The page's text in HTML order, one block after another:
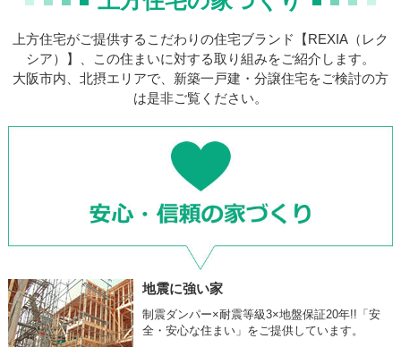
上方住宅がご提供するこだわりの住宅ブランド【REXIA（レク
シア）】、この住まいに対する取り組みをご紹介します。
大阪市内、北摂エリアで、新築一戸建・分譲住宅をご検討の方
は是非ご覧ください。
地震に強い家
制震ダンパー×耐震等級3×地盤保証20年!!「安
全・安心な住まい」をご提供しています。